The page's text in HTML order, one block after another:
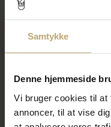
Samtykke
Denne hjemmeside
Vi bruger cookies til at
annoncer, til at vise
Vedhæng monogram, 2
4.760,00 kr
På fjernlager